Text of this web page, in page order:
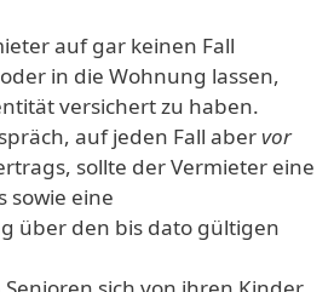
auf gar keinen Fall
in die Wohnung lassen,
versichert zu haben.
auf jeden Fall aber vor
sollte der Vermieter eine
sowie eine
über den bis dato gültigen